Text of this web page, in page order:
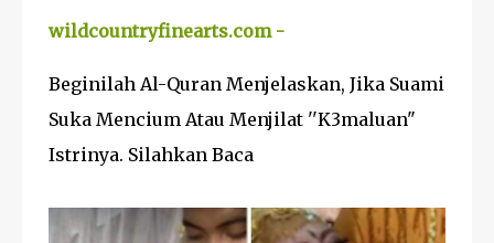
wildcountryfinearts.com -
Beginilah Al-Quran Menjelaskan, Jika Suami
Suka Mencium Atau Menjilat ''K3maluan"
Istrinya. Silahkan Baca